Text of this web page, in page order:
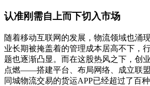
认准刚需自上而下切入市场
随着移动互联网的发展，物流领域也涌
业长期被掩盖着的管理成本居高不下，
题也逐渐凸显。而在这股热风之下，创
点燃——搭建平台、布局网络、成立联
同城物流交易的货运APP已经超过了百